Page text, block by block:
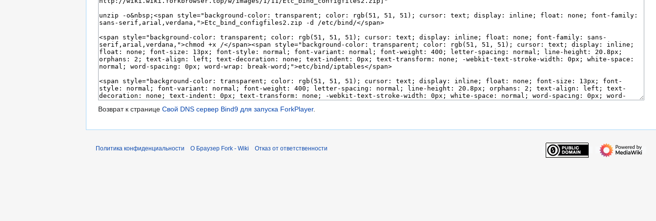
Возврат к странице Свой DNS сервер Bind9 для запуска ForkPlayer.
Политика конфиденциальности О Браузер Fork - Wiki Отказ от ответственности